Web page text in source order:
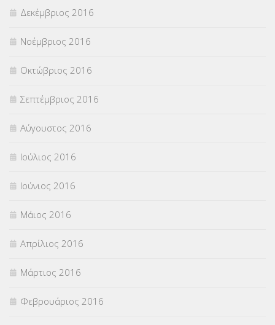
Δεκέμβριος 2016
Νοέμβριος 2016
Οκτώβριος 2016
Σεπτέμβριος 2016
Αύγουστος 2016
Ιούλιος 2016
Ιούνιος 2016
Μάιος 2016
Απρίλιος 2016
Μάρτιος 2016
Φεβρουάριος 2016